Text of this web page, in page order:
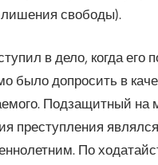
лишения свободы).
в дело, когда его
было допросить в
Подзащитный на
преступления являлся
По